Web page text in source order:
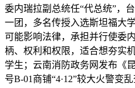
委内瑞拉副总统任“代总统”，
一团，多名传授入选斯坦福大
可能影响法律，承担并行使委
柄、权利和权限，适合想夯实
学生；云南消防政务网发布《
号B-01商铺“4·12”较大火警变